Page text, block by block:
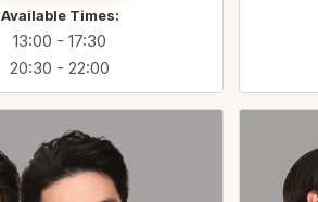
Available Times:
13:00 - 17:30
20:30 - 22:00